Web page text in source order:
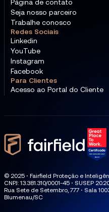
Página de contato
Seja nosso parceiro
Trabalhe conosco
Redes Sociais
Linkedin
YouTube
Instagram
Facebook
Para Clientes
Acesso ao Portal do Cliente
© 2025 ⋅ Fairfield Proteção e
CNPJ: 13.381.310/0001-45 ⋅ SUSEP
Rua Sete de Setembro, 777 ⋅ Sala
Blumenau/SC